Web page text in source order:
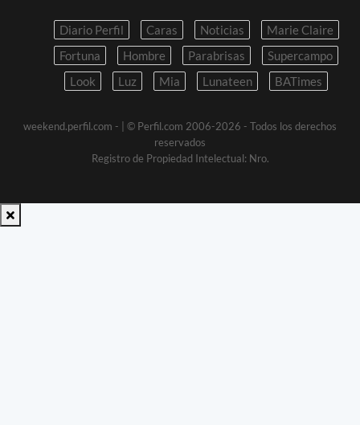
Diario Perfil Caras Noticias
Marie Claire
Fortuna
Hombre Parabrisas
Supercampo
Look
Luz Mia Lunateen BATimes
weekend.perfil.com -
| © Perfil.com 2006-2026 - Todos los derechos
reservados
Registro de Propiedad Intelectual: Nro.